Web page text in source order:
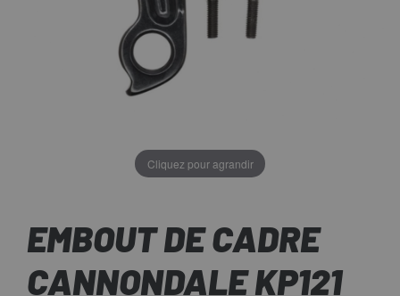
Cliquez pour agrandir
EMBOUT DE CADRE
CANNONDALE KP121